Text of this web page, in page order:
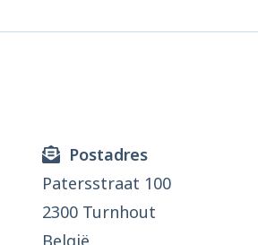
Postadres
Patersstraat 100
2300 Turnhout